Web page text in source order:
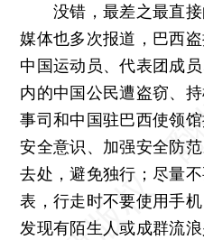
没错，最差之最直接
媒体也多次报道，巴西
中国运动员、代表团成
内的中国公民遭盗窃、
事司和中国驻巴西使领
安全意识、加强安全防
去处，避免独行；尽量
表，行走时不要使用手
发现有陌生人或成群流